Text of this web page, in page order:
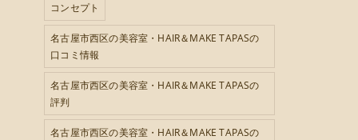
コンセプト
名古屋市西区の美容室・HAIR＆MAKE TAPASの
口コミ情報
名古屋市西区の美容室・HAIR＆MAKE TAPASの
評判
名古屋市西区の美容室・HAIR＆MAKE TAPASの